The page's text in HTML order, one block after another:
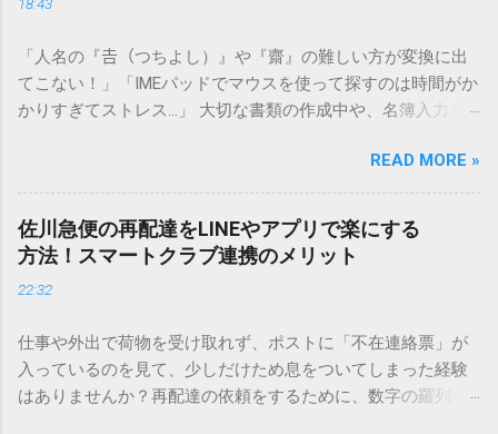
「人名の『𠮷（つちよし）』や『齋』の難しい方が変換に出
てこない！」「IMEパッドでマウスを使って探すのは時間がか
かりすぎてストレス…」 大切な書類の作成中や、名簿入力を
てしまいますよね。多くの人が「IMEパッド（手書き入力）」
を使いますが、実はマウスで一画ずつ書くのは非効率です
し、似た漢字が多すぎて結局見つからないことも少なくあり
ません。 そこで今回は、IMEパッドを使わずに、特定のコー
ドを打ち込むだけで一瞬で旧字や外字、特殊記号を呼び出す
「文字コード入力」のテクニックを詳しく解説します。 この
必要はありません。 1. なぜ「変換」しても旧字・外字が出て
こないのか？ そもそも、なぜ普通の変換で出てこない漢字が
あるのでしょうか。その理由は、パソコンが文字を認識する
READ MORE »
佐川急便の再配達をLINEやアプリで楽にする
方法！スマートクラブ連携のメリット
22:32
仕事や外出で荷物を受け取れず、ポストに「不在連絡票」が
入っているのを見て、少しだけため息をついてしまった経験
はありませんか？再配達の依頼をするために、数字の羅列を